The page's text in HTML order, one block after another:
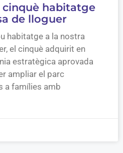
habitatge
de lloguer
habitatge a la nostra
el cinquè adquirit en
estratègica aprovada
ampliar el parc
a famílies amb